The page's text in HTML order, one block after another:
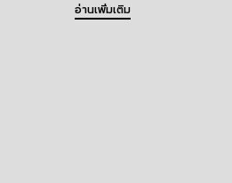
อ่านเพิ่มเติม